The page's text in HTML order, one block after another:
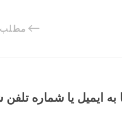
ایمیل یا شماره تلفن